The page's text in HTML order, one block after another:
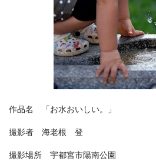
作品名 「お水おいしい。」
撮影者 海老根 登
撮影場所 宇都宮市陽南公園